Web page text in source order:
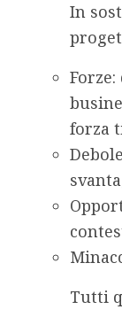
In
Forze:
forza
Tutti